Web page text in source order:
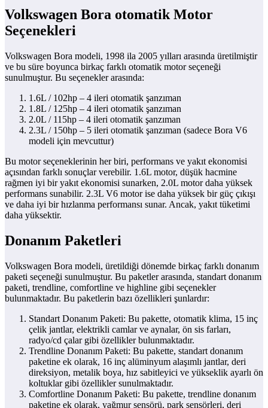
Volkswagen Bora otomatik Motor
Seçenekleri
Volkswagen Bora modeli, 1998 ila 2005 yılları arasında üretilmiştir
ve bu süre boyunca birkaç farklı otomatik motor seçeneği
sunulmuştur. Bu seçenekler arasında:
1.6L / 102hp – 4 ileri otomatik şanzıman
1.8L / 125hp – 4 ileri otomatik şanzıman
2.0L / 115hp – 4 ileri otomatik şanzıman
2.3L / 150hp – 5 ileri otomatik şanzıman (sadece Bora V6
modeli için mevcuttur)
Bu motor seçeneklerinin her biri, performans ve yakıt ekonomisi
açısından farklı sonuçlar verebilir. 1.6L motor, düşük hacmine
rağmen iyi bir yakıt ekonomisi sunarken, 2.0L motor daha yüksek
performans sunabilir. 2.3L V6 motor ise daha yüksek bir güç çıkışı
ve daha iyi bir hızlanma performansı sunar. Ancak, yakıt tüketimi
daha yüksektir.
Donanım Paketleri
Volkswagen Bora modeli, üretildiği dönemde birkaç farklı donanım
paketi seçeneği sunulmuştur. Bu paketler arasında, standart donanım
paketi, trendline, comfortline ve highline gibi seçenekler
bulunmaktadır. Bu paketlerin bazı özellikleri şunlardır:
Standart Donanım Paketi: Bu pakette, otomatik klima, 15 inç
çelik jantlar, elektrikli camlar ve aynalar, ön sis farları,
radyo/cd çalar gibi özellikler bulunmaktadır.
Trendline Donanım Paketi: Bu pakette, standart donanım
paketine ek olarak, 16 inç alüminyum alaşımlı jantlar, deri
direksiyon, metalik boya, hız sabitleyici ve yükseklik ayarlı ön
koltuklar gibi özellikler sunulmaktadır.
Comfortline Donanım Paketi: Bu pakette, trendline donanım
paketine ek olarak, yağmur sensörü, park sensörleri, deri